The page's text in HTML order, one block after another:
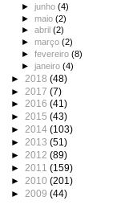
►junho(4)
►maio(2)
►abril(2)
►março(2)
►fevereiro(8)
►janeiro(4)
► 2018 (48)
► 2017 (7)
► 2016 (41)
► 2015 (43)
► 2014 (103)
► 2013 (51)
► 2012 (89)
► 2011 (159)
► 2010 (201)
► 2009 (44)